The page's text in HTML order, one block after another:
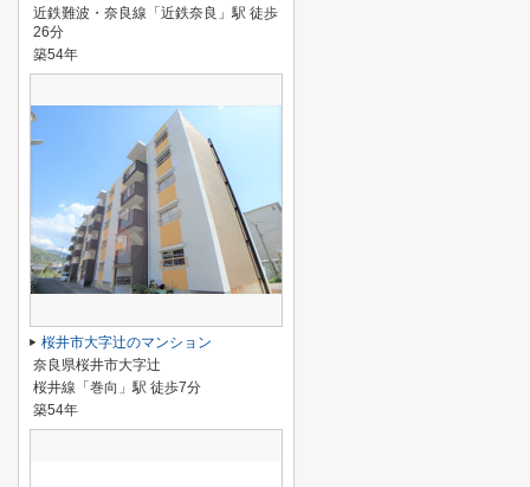
近鉄難波・奈良線「近鉄奈良」駅 徒歩
26分
築54年
桜井市大字辻のマンション
奈良県桜井市大字辻
桜井線「巻向」駅 徒歩7分
築54年